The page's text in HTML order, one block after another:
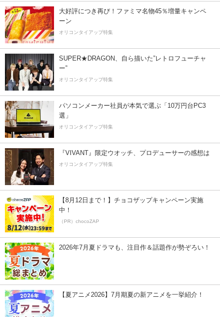
大好評につき再び！ファミマ名物45％増量キャンペ
ーン
オリコンタイアップ特集
SUPER★DRAGON、自ら描いた”レトロフューチャ
ー”
オリコンタイアップ特集
パソコンメーカー社員が本気で選ぶ「10万円台PC3
選」
オリコンタイアップ特集
『VIVANT』限定ウオッチ、プロデューサーの感想は
オリコンタイアップ特集
【8月12日まで！】チョコザップキャンペーン実施
中！
（PR）chocoZAP
2026年7月夏ドラマも、注目作＆話題作が勢ぞろい！
【夏アニメ2026】7月期夏の新アニメを一挙紹介！